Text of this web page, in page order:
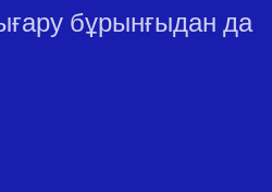
бұрынғыдан да